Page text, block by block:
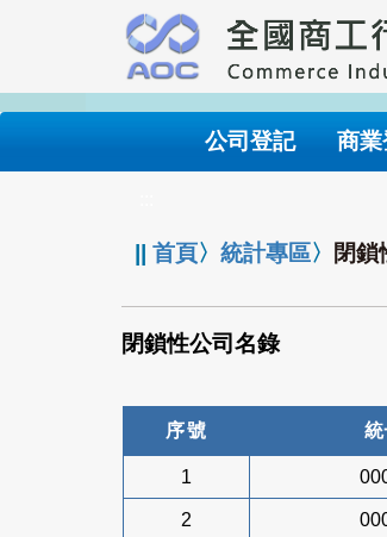
要
內
公司登記 商
||首頁〉統計專區〉 閉鎖
閉鎖性公司名錄
序號 統
1
2